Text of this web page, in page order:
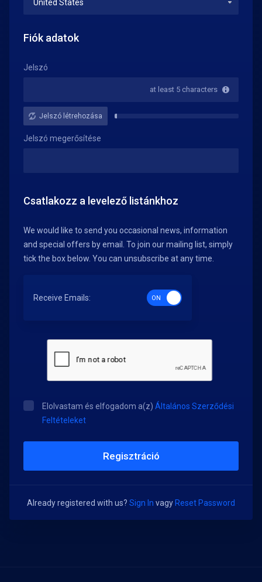
Fiók adatok
Jelszó
at least 5 characters
Jelszó létrehozása
New
Jelszó megerősítése
Csatlakozz a levelező listánkhoz
We would like to send you occasional news, information
and special offers by email. To join our mailing list, simply
tick the box below. You can unsubscribe at any time.
Receive Emails:
Elolvastam és elfogadom a(z) Általános Szerződési
Feltételeket
Already registered with us? Sign In vagyReset Password